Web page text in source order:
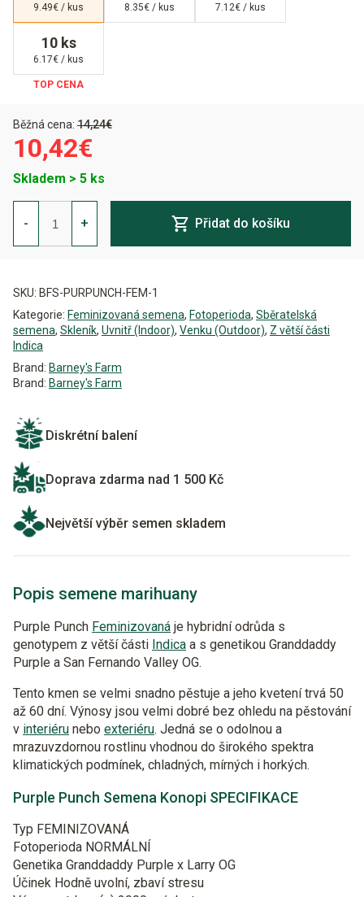
9.49€ / kus 8.35€ / kus 7.12€ / kus
10 ks
6.17€ / kus
Běžná cena: 14,24€
10,42€
Skladem > 5 ks
-
Purple
Punch
Feminizovaná
množství
+ Přidat do košíku
SKU: BFS-PURPUNCH-FEM-1
Kategorie: Feminizovaná semena, Fotoperioda, Sběratelská
semena, Skleník, Uvnitř (Indoor), Venku (Outdoor), Z větší části
Indica
Brand: Barney's Farm
Brand: Barney's Farm
Diskrétní balení
Doprava zdarma nad 1 500 Kč
Největší výběr semen skladem
Popis semene marihuany
Purple Punch Feminizovaná je hybridní odrůda s
genotypem z větší části Indica a s genetikou Granddaddy
Purple a San Fernando Valley OG.
Tento kmen se velmi snadno pěstuje a jeho kvetení trvá 50
až 60 dní. Výnosy jsou velmi dobré bez ohledu na pěstování
v interiéru nebo exteriéru. Jedná se o odolnou a
mrazuvzdornou rostlinu vhodnou do širokého spektra
klimatických podmínek, chladných, mírných i horkých.
Purple Punch Semena Konopi SPECIFIKACE
Typ FEMINIZOVANÁ
Fotoperioda NORMÁLNÍ
Genetika Granddaddy Purple x Larry OG
Účinek Hodně uvolní, zbaví stresu